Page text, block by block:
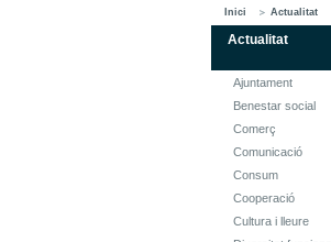
Inici Actualitat
Actualitat
Ajuntament
Benestar social
Comerç
Comunicació
Consum
Cooperació
Cultura i lleure